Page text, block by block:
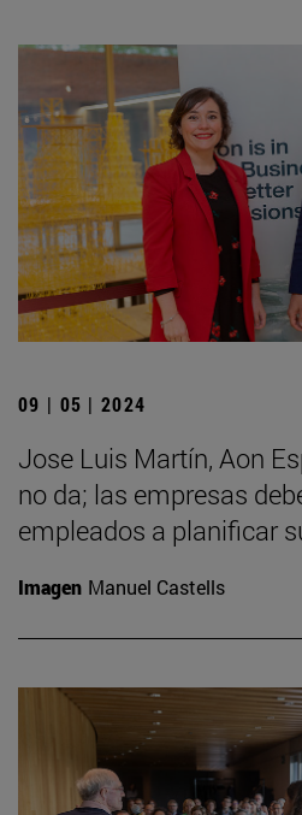
09 | 05 | 2024
Jose Luis Martín, Aon
no da; las empresas
empleados a planificar
Imagen Manuel Castells